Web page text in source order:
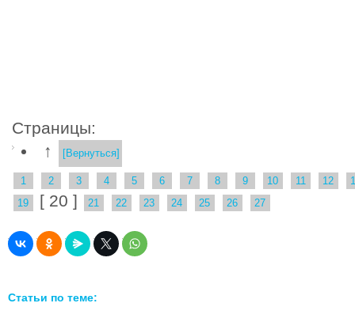
Страницы:
↑
[Вернуться]
1 2 3 4 5 6 7 8 9 10 11 12
19
[ 20 ] 21 22 23 24 25 26 27
Статьи по теме: